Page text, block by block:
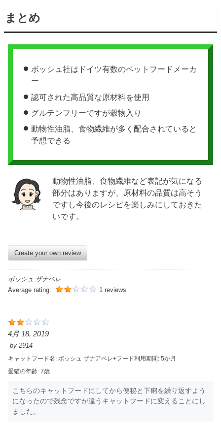
まとめ
ボッシュ社はドイツ有数のペットフードメーカ
ー
認可された高品質な原材料を使用
グルテンフリーですが穀物入り
動物性油脂、食物繊維が多く配合されていると
予想できる
動物性油脂、食物繊維など表記が気になる
部分はありますが、原材料の品質は高そう
ですし今後のレシピを楽しみにしておきた
いです。
Create your own review
ボッシュ ザナベレ
Average rating:
1 reviews
4月 18, 2019
by2914
キャットフード名: ボッシュ ザナアベレ+フード利用期間: 5か月
愛猫の年齢: 7歳
こちらのキャットフードにしてから便秘と下痢を繰り返すよう
になったので残念ですが違うキャットフードに変えることにし
ました。